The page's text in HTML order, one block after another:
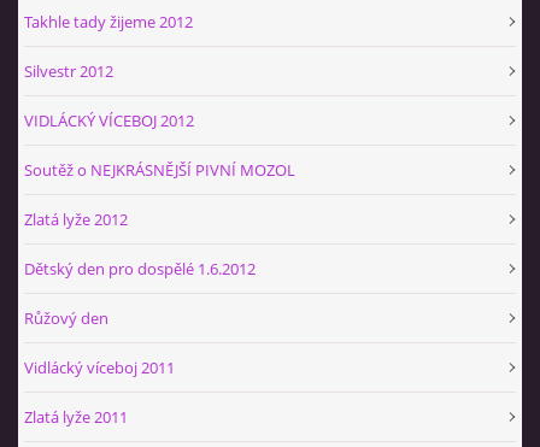
Takhle tady žijeme 2012
Silvestr 2012
VIDLÁCKÝ VÍCEBOJ 2012
Soutěž o NEJKRÁSNĚJŠÍ PIVNÍ MOZOL
Zlatá lyže 2012
Dětský den pro dospělé 1.6.2012
Růžový den
Vidlácký víceboj 2011
Zlatá lyže 2011